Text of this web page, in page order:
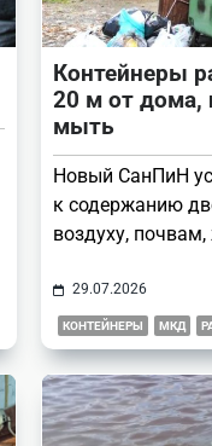
Контейнеры
20 м от дома,
мыть
Новый СанПиН
к содержанию
воздуху,
29.07.2026
КОНТЕЙНЕРЫ МКД